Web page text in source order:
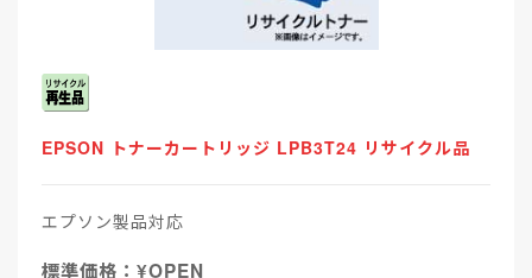
EPSON トナーカートリッジ LPB3T24 リサイクル品
エプソン製品対応
標準価格：¥OPEN